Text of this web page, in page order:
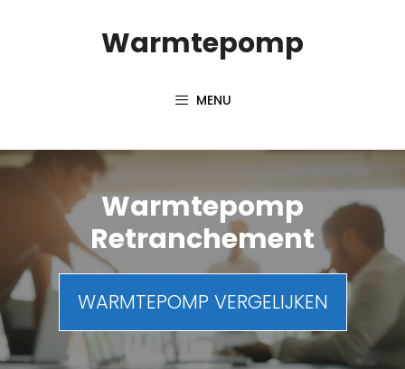
Warmtepomp
MENU
Warmtepomp
Retranchement
WARMTEPOMP VERGELIJKEN